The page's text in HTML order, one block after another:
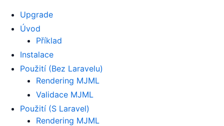
Upgrade
Úvod
Příklad
Instalace
Použití (Bez Laravelu)
Rendering MJML
Validace MJML
Použití (S Laravel)
Rendering MJML